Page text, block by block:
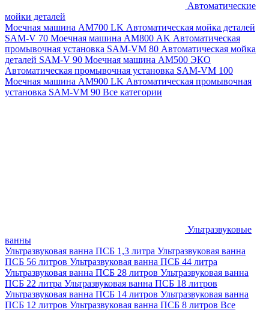
Автоматические
мойки деталей
Моечная машина AM700 LK Автоматическая мойка деталей
SAM-V 70 Моечная машина АМ800 AK Автоматическая
промывочная установка SAM-VM 80 Автоматическая мойка
деталей SAM-V 90 Моечная машина АМ500 ЭКО
Автоматическая промывочная установка SAM-VM 100
Моечная машина AM900 LK Автоматическая промывочная
установка SAM-VM 90 Все категории
Ультразвуковые
ванны
Ультразвуковая ванна ПСБ 1,3 литра Ультразвуковая ванна
ПСБ 56 литров Ультразвуковая ванна ПСБ 44 литра
Ультразвуковая ванна ПСБ 28 литров Ультразвуковая ванна
ПСБ 22 литра Ультразвуковая ванна ПСБ 18 литров
Ультразвуковая ванна ПСБ 14 литров Ультразвуковая ванна
ПСБ 12 литров Ультразвуковая ванна ПСБ 8 литров Все